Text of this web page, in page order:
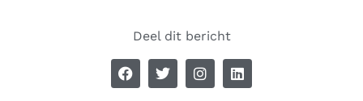
Deel dit bericht